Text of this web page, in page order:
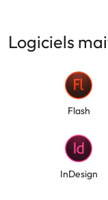
Logiciels
Flash
InDesign